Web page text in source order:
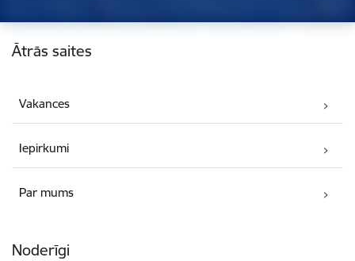
Kājene
Ātrās saites
Vakances
Iepirkumi
Par mums
Noderīgi